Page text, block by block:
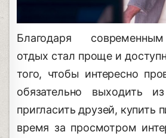
Благодаря
отдых стал проще и
того, чтобы интересно
обязательно выходить
пригласить друзей, купить
время за просмотром